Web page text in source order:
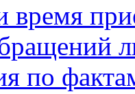
время
по